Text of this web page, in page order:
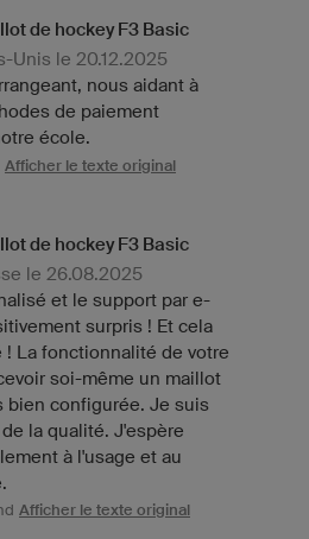
de hockey F3 Basic
Unis le 20.12.2025
nous aidant à
de paiement
école.
Afficher le texte original
de hockey F3 Basic
le 26.08.2025
et le support par e-
surpris ! Et cela
! La fonctionnalité de votre
soi-même un maillot
bien configurée. Je suis
la qualité. J'espère
à l'usage et au
Afficher le texte original